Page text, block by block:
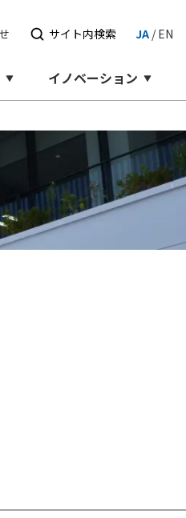
イノベーション
サイト内検索 JA/EN